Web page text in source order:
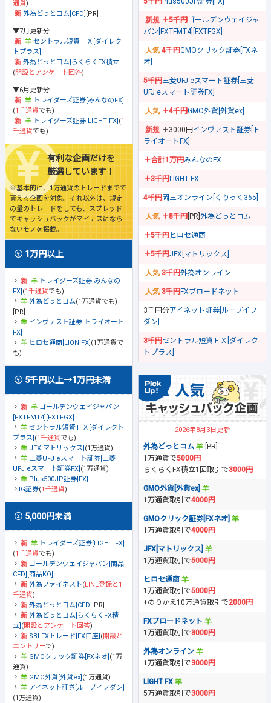
通貨)
外為どっとコム[CFD] [PR]
▼7月更新分
セントラル短資ＦＸ[ダイレク
トプラス]
外為どっとコム[らくらくFX積立]
(開設とアンケート回答)
▼6月更新分
トレイダーズ証券[みんなのFX]
(1千通貨でも)
トレイダーズ証券[LIGHT FX] (1
千通貨でも)
有利な企画だけを
厳選しています！
※基本的に、1万通貨のトレードまでで
貰える企画を対象。それ以外は、規定
の量のトレードをしても、スプレッド
でキャッシュバックがマイナスになら
ないモノを掲載。
1万円以上
トレイダーズ証券[みんなの
FX] (1千通貨でも)
外為どっとコム(1万通貨でも)
[PR]
インヴァスト証券[トライオート
FX]
ヒロセ通商[LION FX] (1万通貨で
も)
5千円以上→1万円未満
ゴールデンウェイジャパン
[FXTFMT4][FXTFGX]
セントラル短資ＦＸ[ダイレクト
プラス] (1千通貨でも)
JFX[マトリックス] (1万通貨)
三菱UFJ eスマート証券[三菱
UFJ eスマート証券FX] (1万通貨)
Plus500JP証券[FX]
IG証券(1千通貨)
5,000円未満
トレイダーズ証券[LIGHT FX]
(1千通貨でも)
ゴールデンウェイジャパン[商品
CFD][商品KO]
外為ファイネスト(LINE登録と1
千通貨)
外為どっとコム[CFD] [PR]
外為どっとコム[らくらくFX積
立] (開設とアンケート回答)
SBI FXトレード[FX口座] (開設と
エントリーで)
GMOクリック証券[FXネオ] (1万
通貨)
GMO外貨[外貨ex] (1万通貨)
アイネット証券[ループイフダン]
(1万通貨)
＋5千円ゴールデンウェイジャ
パン[FXTFMT4][FXTFGX]
4千円GMOクリック証券[FXネ
オ]
5千円三菱UFJ eスマート証券[三菱
UFJ eスマート証券FX]
＋4千円GMO外貨[外貨ex]
＋3000円 インヴァスト証券[ト
ライオートFX]
＋合計1万円みんなのFX
＋3千円LIGHT FX
4千円岡三オンライン[くりっく365]
＋8千円 [PR] 外為どっとコム
＋5千円ヒロセ通商
＋5千円JFX[マトリックス]
3千円外為オンライン
3千円FXブロードネット
3千円分アイネット証券[ループイフ
ダン]
3千円セントラル短資ＦＸ[ダイレク
トプラス]
2026年8月3日更新
外為どっとコム
[PR]
1万通貨で5000円
らくらくFX積立1回取引で3000円
GMO外貨[外貨ex]
1万通貨取引で4000円
GMOクリック証券[FXネオ]
1万通貨取引で4000円
JFX[マトリックス]
1万通貨取引で5000円
ヒロセ通商
1万通貨取引で5000円
+のりかえ10万通貨取引で2000円
FXブロードネット
1万通貨取引で3000円
外為オンライン
1万通貨取引で3000円
LIGHT FX
5万通貨取引で3000円